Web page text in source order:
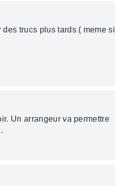
trucs plus tards ( meme si
Un arrangeur va permettre